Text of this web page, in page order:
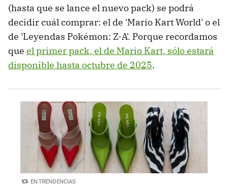
(hasta que se lance el nuevo pack) se podrá
decidir cuál comprar: el de 'Mario Kart World' o el
de 'Leyendas Pokémon: Z-A'. Porque recordamos
que el primer pack, el de Mario Kart, sólo estará
disponible hasta octubre de 2025.
EN TRENDENCIAS